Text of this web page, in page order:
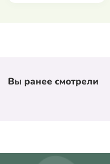
Вы ранее смотрели